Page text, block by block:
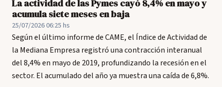
La actividad de las Pymes cayó 8,4% en mayo y
acumula siete meses en baja
25/07/2026 06:25 hs
Según el último informe de CAME, el Índice de Actividad de
la Mediana Empresa registró una contracción interanual
del 8,4% en mayo de 2019, profundizando la recesión en el
sector. El acumulado del año ya muestra una caída de 6,8%.